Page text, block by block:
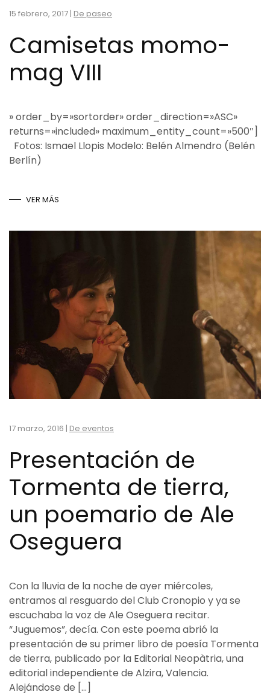
15 febrero, 2017 | De paseo
Camisetas momo-
mag VIII
» order_by=»sortorder» order_direction=»ASC»
returns=»included» maximum_entity_count=»500″]
Fotos: Ismael Llopis Modelo: Belén Almendro (Belén
Berlín)
VER MÁS
17 marzo, 2016 | De eventos
Presentación de
Tormenta de tierra,
un poemario de Ale
Oseguera
Con la lluvia de la noche de ayer miércoles,
entramos al resguardo del Club Cronopio y ya se
escuchaba la voz de Ale Oseguera recitar.
“Juguemos”, decía. Con este poema abrió la
presentación de su primer libro de poesía Tormenta
de tierra, publicado por la Editorial Neopàtria, una
editorial independiente de Alzira, Valencia.
Alejándose de […]